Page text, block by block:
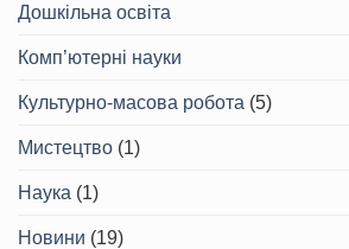
Дошкільна освіта
Комп’ютерні науки
Культурно-масова робота (5)
Мистецтво (1)
Наука (1)
Новини (19)